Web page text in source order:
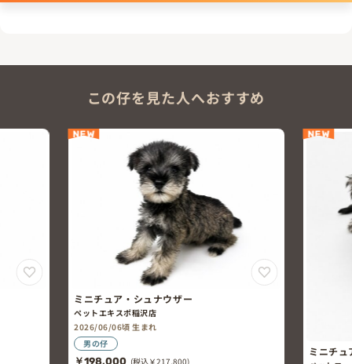
この仔を見た人へおすすめ
NEW
ミニチュア・シュナウザー
ペットエキスポ稲沢店
2026/06/06頃 生まれ
男の仔
￥198,000 (税込￥217,800)
NEW
ミニチュ